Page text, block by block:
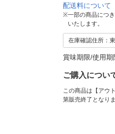
配送料について
※一部の商品につ
いたします。
在庫確認住所：
賞味期限/使用
ご購入につい
この商品は【アウ
第販売終了となり